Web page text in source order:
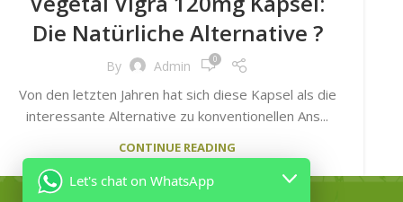
Die Natürliche Alternative ?
By Admin 0
Von den letzten Jahren hat sich diese Kapsel als die
interessante Alternative zu konventionellen Ans...
CONTINUE READING
Let's chat on WhatsApp